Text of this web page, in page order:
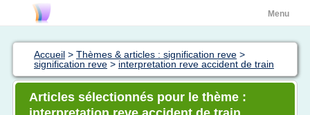
Menu
Accueil > Thèmes & articles : signification reve >
signification reve > interpretation reve accident de train
Articles sélectionnés pour le thème :